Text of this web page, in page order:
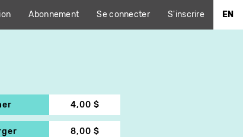
Abonnement Se connecter S'inscrire EN
4,00 $
8,00 $